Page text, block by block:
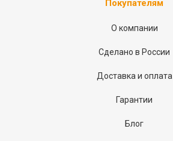
Покупателям
О компании
Сделано в России
Доставка и оплата
Гарантии
Блог